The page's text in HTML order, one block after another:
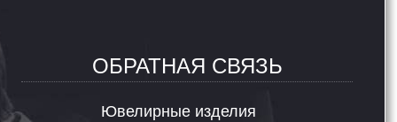
ОБРАТНАЯ СВЯЗЬ
Ювелирные изделия